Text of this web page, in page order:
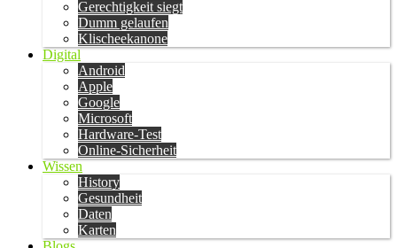
Gerechtigkeit siegt
Dumm gelaufen
Klischeekanone
Digital
Android
Apple
Google
Microsoft
Hardware-Test
Online-Sicherheit
Wissen
History
Gesundheit
Daten
Karten